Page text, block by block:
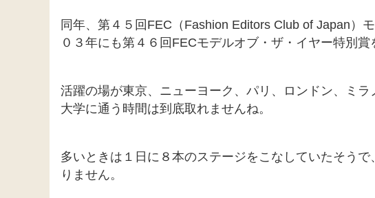
同年、第４５回FEC（Fashion Editors Club of Japan）
０３年にも第４６回FECモデルオブ・ザ・イヤー特別賞
活躍の場が東京、ニューヨーク、パリ、ロンドン、ミラ
大学に通う時間は到底取れませんね。
多いときは１日に８本のステージをこなしていたそう
りません。